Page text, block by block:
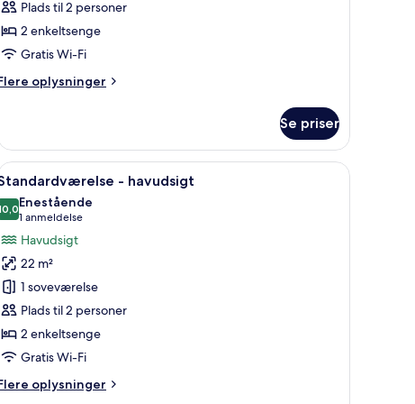
Plads til 2 personer
2 enkeltsenge
Gratis Wi-Fi
oplysninger
Se priser
sofa, et skrivebord og en balkon med udsigt.
af
Standardværelse
-
havudsigt
Et hotelværelse med en stor seng, en sofa,
3 - havudsigt
10,0 ud af 10
Enestående
1 anmeldelse
(1
anmeldelse)
Havudsigt
22 m²
1 soveværelse
Plads til 2 personer
2 enkeltsenge
Gratis Wi-Fi
oplysninger